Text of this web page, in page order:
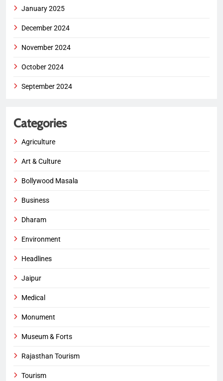
January 2025
December 2024
November 2024
October 2024
September 2024
Categories
Agriculture
Art & Culture
Bollywood Masala
Business
Dharam
Environment
Headlines
Jaipur
Medical
Monument
Museum & Forts
Rajasthan Tourism
Tourism